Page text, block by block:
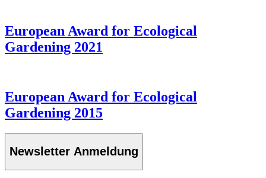
European Award for Ecological
Gardening 2021
European Award for Ecological
Gardening 2015
Newsletter Anmeldung